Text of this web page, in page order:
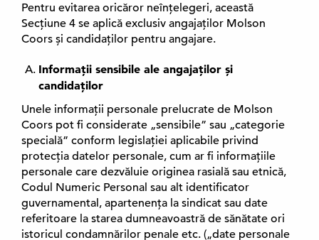
d
e
c
h
d
e
î
n
t
r
-
o
f
Pentru evitarea oricăror neînțelegeri, această
Secțiune 4 se aplică exclusiv angajaților Molson
Coors și candidaților pentru angajare.
Informații sensibile ale angajaților și
candidaților
Unele informații personale prelucrate de Molson
Coors pot fi considerate „sensibile” sau „categorie
specială” conform legislației aplicabile privind
protecția datelor personale, cum ar fi informațiile
personale care dezvăluie originea rasială sau etnică,
Codul Numeric Personal sau alt identificator
guvernamental, apartenența la sindicat sau date
referitoare la starea dumneavoastră de sănătate ori
istoricul condamnărilor penale etc. („date personale